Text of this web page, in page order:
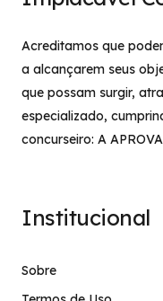
Acreditamos que
a alcançarem seus
que possam surgir,
especializado,
concurseiro: A
Institucional
Sobre